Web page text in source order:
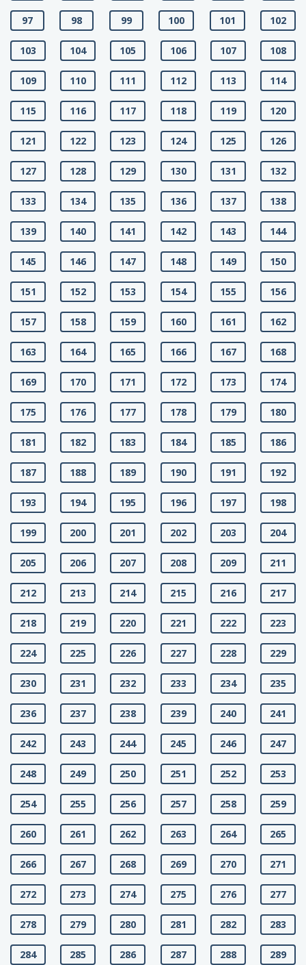
97 98 99 100 101 102
103 104 105 106 107 108
109 110 111 112 113 114
115 116 117 118 119 120
121 122 123 124 125 126
127 128 129 130 131 132
133 134 135 136 137 138
139 140 141 142 143 144
145 146 147 148 149 150
151 152 153 154 155 156
157 158 159 160 161 162
163 164 165 166 167 168
169 170 171 172 173 174
175 176 177 178 179 180
181 182 183 184 185 186
187 188 189 190 191 192
193 194 195 196 197 198
199 200 201 202 203 204
205 206 207 208 209 211
212 213 214 215 216 217
218 219 220 221 222 223
224 225 226 227 228 229
230 231 232 233 234 235
236 237 238 239 240 241
242 243 244 245 246 247
248 249 250 251 252 253
254 255 256 257 258 259
260 261 262 263 264 265
266 267 268 269 270 271
272 273 274 275 276 277
278 279 280 281 282 283
284 285 286 287 288 289